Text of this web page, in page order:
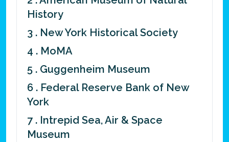
History
3 . New York Historical Society
4 . MoMA
5 . Guggenheim Museum
6 . Federal Reserve Bank of New
York
7 . Intrepid Sea, Air & Space
Museum